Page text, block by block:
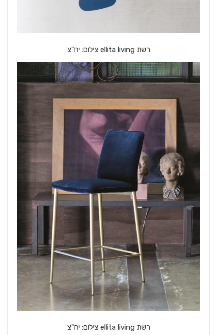
רשת ellita living צילום: יח"צ
רשת ellita living צילום: יח"צ